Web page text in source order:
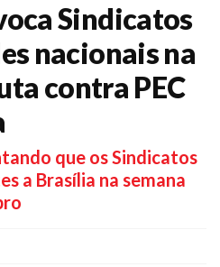
Sindicatos
nacionais na
contra PEC
que os Sindicatos
a Brasília na semana